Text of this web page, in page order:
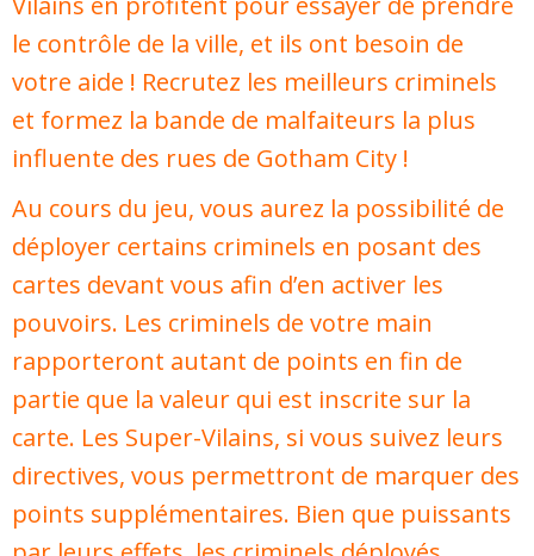
le contrôle de la ville, et ils ont besoin de
votre aide ! Recrutez les meilleurs criminels
et formez la bande de malfaiteurs la plus
influente des rues de Gotham City !
Au cours du jeu, vous aurez la possibilité de
déployer certains criminels en posant des
cartes devant vous afin d’en activer les
pouvoirs. Les criminels de votre main
rapporteront autant de points en fin de
partie que la valeur qui est inscrite sur la
carte. Les Super-Vilains, si vous suivez leurs
directives, vous permettront de marquer des
points supplémentaires. Bien que puissants